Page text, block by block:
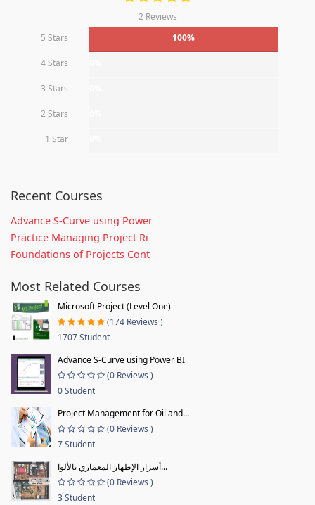
2 Reviews
5 Stars
100%
4 Stars
3 Stars
2 Stars
1 Star
Recent Courses
Advance S-Curve using Power
Practice Managing Project Ri
Foundations of Projects Cont
Most Related Courses
Microsoft Project (Level One)
(174 Reviews )
1707 Student
Advance S-Curve using Power BI
(0 Reviews )
0 Student
Project Management for Oil and...
(0 Reviews )
7 Student
أسرار الإظهار المعماري بالألوا...
(0 Reviews )
3 Student